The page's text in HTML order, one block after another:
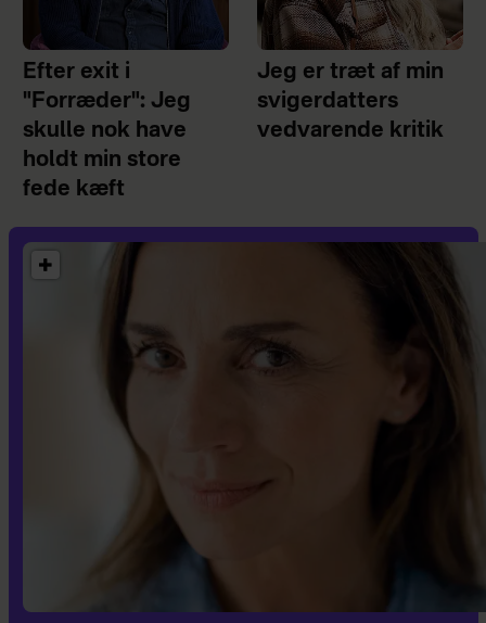
Efter exit i
"Forræder": Jeg
skulle nok have
holdt min store
fede kæft
Jeg er træt af min
svigerdatters
vedvarende kritik